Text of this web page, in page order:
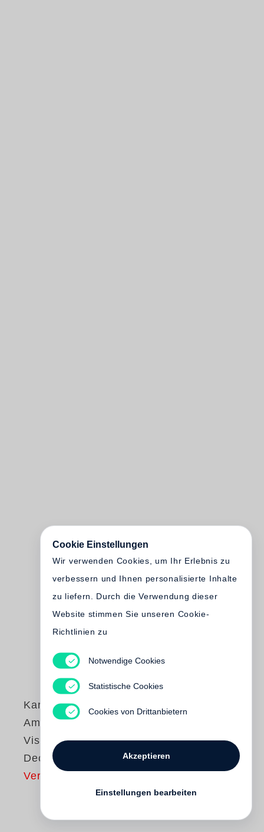
Karl Lagerfeld
Amanda Harlech
Visions and a
Decision
Vergriffen
Cookie Einstellungen
Wir verwenden Cookies, um Ihr Erlebnis zu
verbessern und Ihnen personalisierte Inhalte
zu liefern. Durch die Verwendung dieser
Website stimmen Sie unseren Cookie-
Richtlinien zu
Notwendige Cookies
Statistische Cookies
Cookies von Drittanbietern
Akzeptieren
Einstellungen bearbeiten